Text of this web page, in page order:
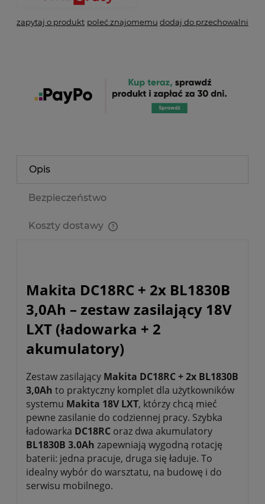
zapytaj o produkt poleć znajomemu dodaj do przechowalni
Opis
Bezpieczeństwo
Koszty dostawy
Makita DC18RC + 2x BL1830B
3,0Ah – zestaw zasilający 18V
LXT (ładowarka + 2
akumulatory)
Zestaw zasilający Makita DC18RC + 2x BL1830B
3,0Ah to praktyczny komplet dla użytkowników
systemu Makita 18V LXT, którzy chcą mieć
pewne zasilanie do codziennej pracy. Szybka
ładowarka DC18RC oraz dwa akumulatory
BL1830B 3.0Ah zapewniają wygodną rotację
baterii: jedna pracuje, druga się ładuje. To
idealny wybór do warsztatu, na budowę i do
serwisu mobilnego.